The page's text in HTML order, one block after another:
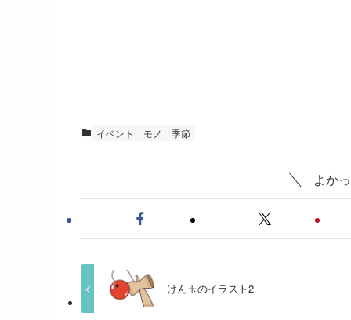
イベント モノ 季節
よか
けん玉のイラスト2